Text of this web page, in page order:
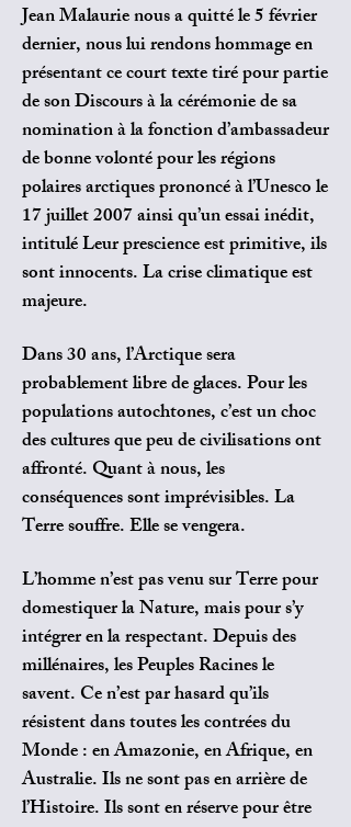
Jean Malaurie nous a quitté le 5 février
dernier, nous lui rendons hommage en
présentant ce court texte tiré pour partie
de son Discours à la cérémonie de sa
nomination à la fonction d’ambassadeur
de bonne volonté pour les régions
polaires arctiques prononcé à l’Unesco le
17 juillet 2007 ainsi qu’un essai inédit,
intitulé Leur prescience est primitive, ils
sont innocents. Lacrise climatique est
majeure.
Dans 30 ans, l’Arctique sera
probablement libre de glaces. Pour les
populations autochtones, c’est un choc
des cultures que peu de civilisations ont
affronté. Quant à nous, les
conséquences sont imprévisibles. La
Terre souffre. Elle se vengera.
L’homme n’est pas venu sur Terre pour
domestiquer la Nature, mais pour s’y
intégrer en la respectant. Depuis des
millénaires, les Peuples Racines le
savent. Ce n’est par hasard qu’ils
résistent dans toutes les contrées du
Monde : en Amazonie, en Afrique, en
Australie. Ils ne sont pas en arrière de
l’Histoire. Ils sont en réserve pour être